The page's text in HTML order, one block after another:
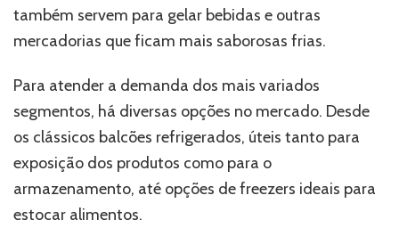
também servem para gelar bebidas e outras
mercadorias que ficam mais saborosas frias.
Para atender a demanda dos mais variados
segmentos, há diversas opções no mercado. Desde
os clássicos balcões refrigerados, úteis tanto para
exposição dos produtos como para o
armazenamento, até opções de freezers ideais para
estocar alimentos.